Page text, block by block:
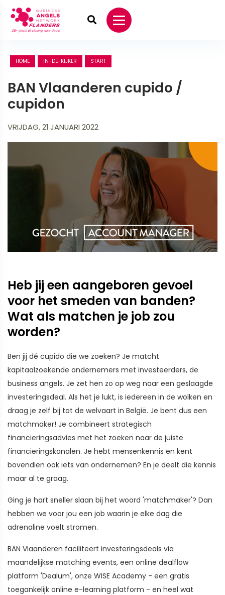
HOME IN-DE-KIJKER START
BAN Vlaanderen cupido /
cupidon
VRIJDAG, 21 JANUARI 2022
Heb jij een aangeboren gevoel
voor het smeden van banden?
Wat als matchen je job zou
worden?
Ben jij dé cupido die we zoeken? Je matcht
kapitaalzoekende ondernemers met investeerders, de
business angels. Je zet hen zo op weg naar een geslaagde
investeringsdeal. Als het je lukt, is iedereen in de wolken en
draag je zelf bij tot de welvaart in België. Je bent dus een
matchmaker! Je combineert strategisch
financieringsadvies met het zoeken naar de juiste
financieringskanalen. Je hebt mensenkennis en kent
bovendien ook iets van ondernemen? En je deelt die kennis
maar al te graag.
Ging je hart sneller slaan bij het woord 'matchmaker'? Dan
hebben we voor jou een job waarin je elke dag die
adrenaline voelt stromen.
BAN Vlaanderen faciliteert investeringsdeals via
maandelijkse matching events, een online dealflow
platform 'Dealum', onze WISE Academy - een gratis
toegankelijk online e-learning platform - en heel wat